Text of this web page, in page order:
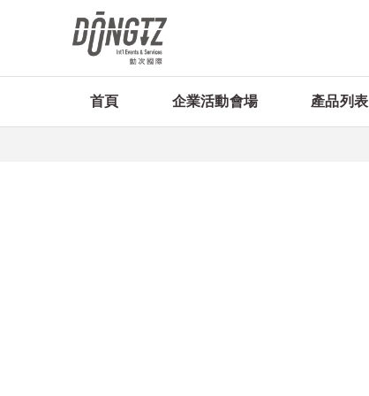
首頁 企業活動會場 產品列表